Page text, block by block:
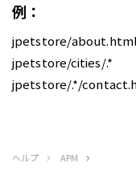
例：
jpetstore/about.html
jpetstore/cities/.*
jpetstore/.*/
ヘルプ APM